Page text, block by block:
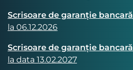
Scrisoare de garanție bancară
la 06.12.2026
Scrisoare de garanție bancară
la data 13.02.2027